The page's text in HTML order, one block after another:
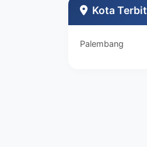
Kota Terbit
Palembang